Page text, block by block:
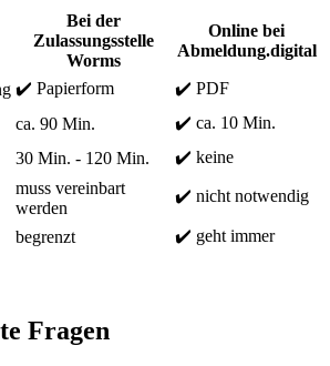
Bei der
Zulassungsstelle
Worms
Online bei
Abmeldung.digital
✔️ Papierform
✔️ PDF
ca. 90 Min.
✔️ ca. 10 Min.
30 Min. - 120 Min. ✔️ keine
muss vereinbart
werden
✔️ nicht notwendig
begrenzt ✔️ geht immer
Fragen